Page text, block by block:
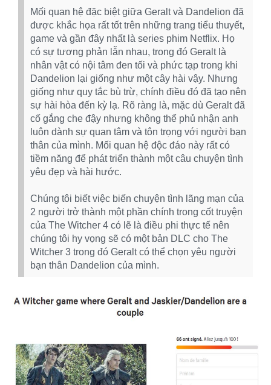
Mối quan hệ đặc biệt giữa Geralt và Dandelion đã
được khắc họa rất tốt trên những trang tiểu thuyết,
game và gần đây nhất là series phim Netflix. Họ
có sự tương phản lẫn nhau, trong đó Geralt là
nhân vật có nội tâm đen tối và phức tạp trong khi
Dandelion lại giống như một cây hài vậy. Nhưng
giống như quy tắc bù trừ, chính điều đó đã tạo nên
sự hài hòa đến kỳ lạ. Rõ ràng là, mặc dù Geralt đã
cố gắng che đậy nhưng không thể phủ nhận anh
luôn dành sự quan tâm và tôn trọng với người bạn
thân của mình. Mối quan hệ độc đáo này rất có
tiềm năng để phát triển thành một câu chuyện tình
yêu đẹp và hài hước.
Chúng tôi biết việc biến chuyện tình lãng mạn của
2 người trở thành một phần chính trong cốt truyện
của The Witcher 4 có lẽ là điều phi thực tế nên
chúng tôi hy vọng sẽ có một bản DLC cho The
Witcher 3 trong đó Geralt có thể chọn yêu người
bạn thân Dandelion của mình.